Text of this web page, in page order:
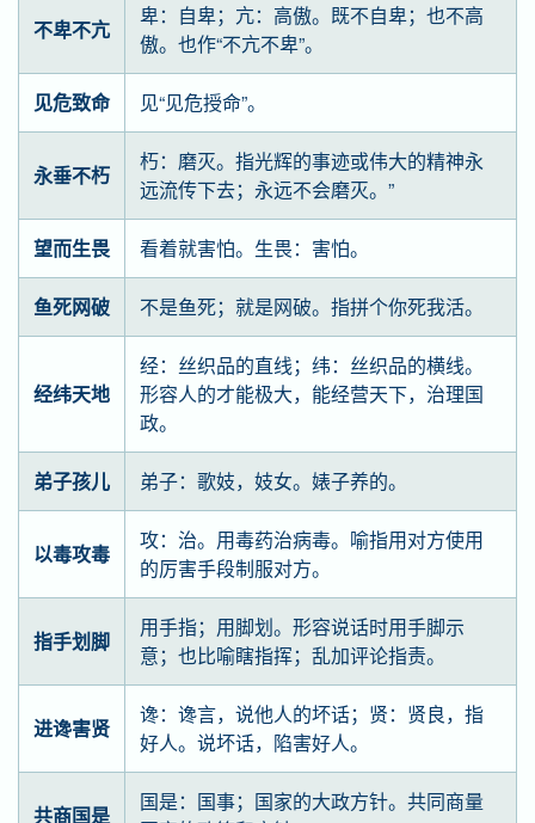
不卑不亢
卑：自卑；亢：高傲。既不自卑；也不高
傲。也作“不亢不卑”。
见危致命 见“见危授命”。
永垂不朽
朽：磨灭。指光辉的事迹或伟大的精神永
远流传下去；永远不会磨灭。”
望而生畏 看着就害怕。生畏：害怕。
鱼死网破 不是鱼死；就是网破。指拼个你死我活。
经纬天地
经：丝织品的直线；纬：丝织品的横线。
形容人的才能极大，能经营天下，治理国
政。
弟子孩儿 弟子：歌妓，妓女。婊子养的。
以毒攻毒
攻：治。用毒药治病毒。喻指用对方使用
的厉害手段制服对方。
指手划脚
用手指；用脚划。形容说话时用手脚示
意；也比喻瞎指挥；乱加评论指责。
进谗害贤
谗：谗言，说他人的坏话；贤：贤良，指
好人。说坏话，陷害好人。
共商国是
国是：国事；国家的大政方针。共同商量